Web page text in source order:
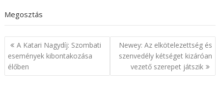
Megosztás
Bejegyzés
navigáció
A Katari Nagydíj: Szombati
események kibontakozása
élőben
Newey: Az elkötelezettség és
szenvedély kétséget kizáróan
vezető szerepet játszik